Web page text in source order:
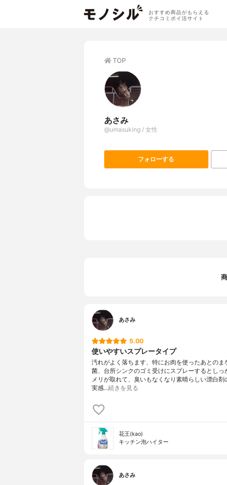
おすすめ商品がもらえる
クチコミポイ活サイト
TOP
あさみ
@umasuking / 女性
フォローする
あさみ
5.00
使いやすいスプレータイプ
汚れがよく落ちます、特にお肉を使ったあとのま
菌、台所シンクのゴミ受けにスプレーするとしっ
メリが取れて、臭いもなくなり素晴らしい漂白剤
実感…続きを見る
花王(kao)
キッチン泡ハイター
あさみ